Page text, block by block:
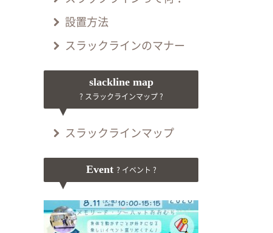
設置方法
スラックラインのマナー
slackline map
? スラックラインマップ ?
スラックラインマップ
Event ? イベント ?